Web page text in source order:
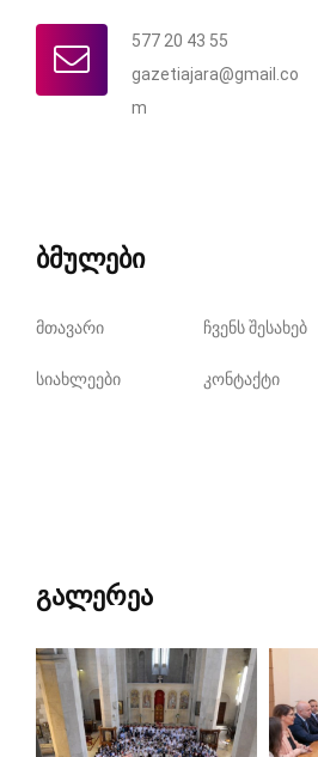
577 20 43 55
gazetiajara@gmail.co
m
ბმულები
მთავარი ჩვენს შესახებ
სიახლეები კონტაქტი
გალერეა